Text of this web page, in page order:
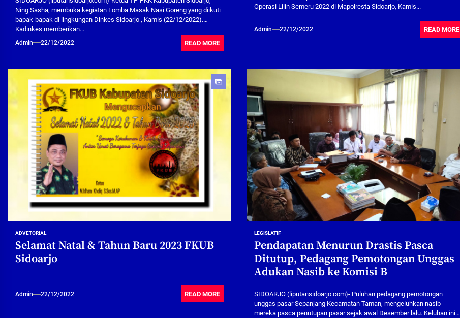
Ning Sasha, membuka kegiatan Lomba Masak Nasi Goreng yang diikuti
bapak-bapak di lingkungan Dinkes Sidoarjo , Kamis (22/12/2022).
Kadinkes memberikan...
Admin 22/12/2022 READ MORE
Operasi Lilin Semeru 2022 di Mapolresta Sidoarjo, Kamis...
Admin 22/12/2022 READ MORE
ADVETORIAL
Selamat Natal & Tahun Baru 2023 FKUB
Sidoarjo
Admin 22/12/2022 READ MORE
LEGISLATIF
Pendapatan Menurun Drastis Pasca
Ditutup, Pedagang Pemotongan Unggas
Adukan Nasib ke Komisi B
SIDOARJO (liputansidoarjo.com)- Puluhan pedagang pemotongan
unggas pasar Sepanjang Kecamatan Taman, mengeluhkan nasib
mereka pasca penutupan pasar sejak awal Desember lalu. Keluhan ini